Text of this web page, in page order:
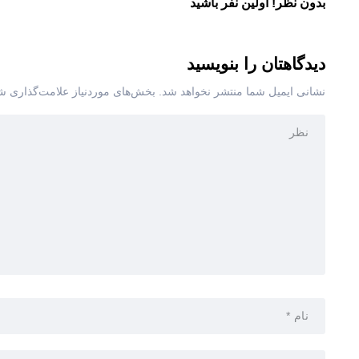
دیدگاهتان را بنویسید
نشانی ایمیل شما منتشر نخواهد شد. بخش‌های موردنیاز علامت‌گذاری